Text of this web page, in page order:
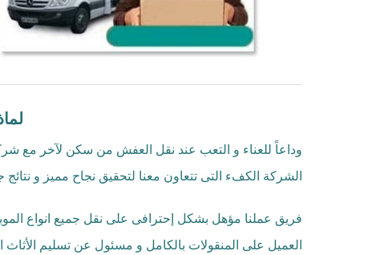
وداعاً للعناء و التعب عند نقل العفش من سكن لآخر مع
الشركة الكفء التى تتعاون معنا لتحقيق نجاح مميز و
فريق عملنا مؤهل بشكل إحترافى على نقل جميع انواع
العميل على المنقولات بالكامل و مسئول عن تسليم